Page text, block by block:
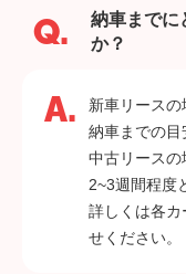
納車までに
か？
新車リースの
納車までの目
中古リース
2~3週間程度
詳しくは各
せください。